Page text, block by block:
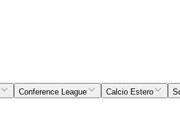
Conference League Calcio Estero